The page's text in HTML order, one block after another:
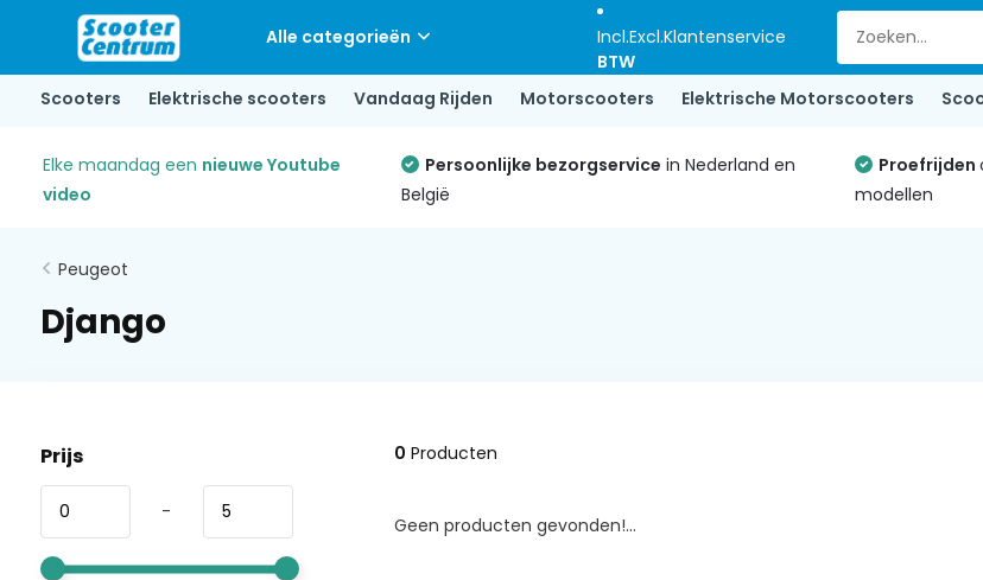
Alle categorieën Incl.Excl.
BTW
Klantenservice
Scooters Elektrische scooters Vandaag Rijden Motorscooters Elektrische Motorscooters
Elke maandag een nieuwe Youtube
video
Persoonlijke bezorgservice in Nederland en
België
Proefrijden
modellen
Peugeot
Django
Prijs
-
0 Producten
Geen producten gevonden!...